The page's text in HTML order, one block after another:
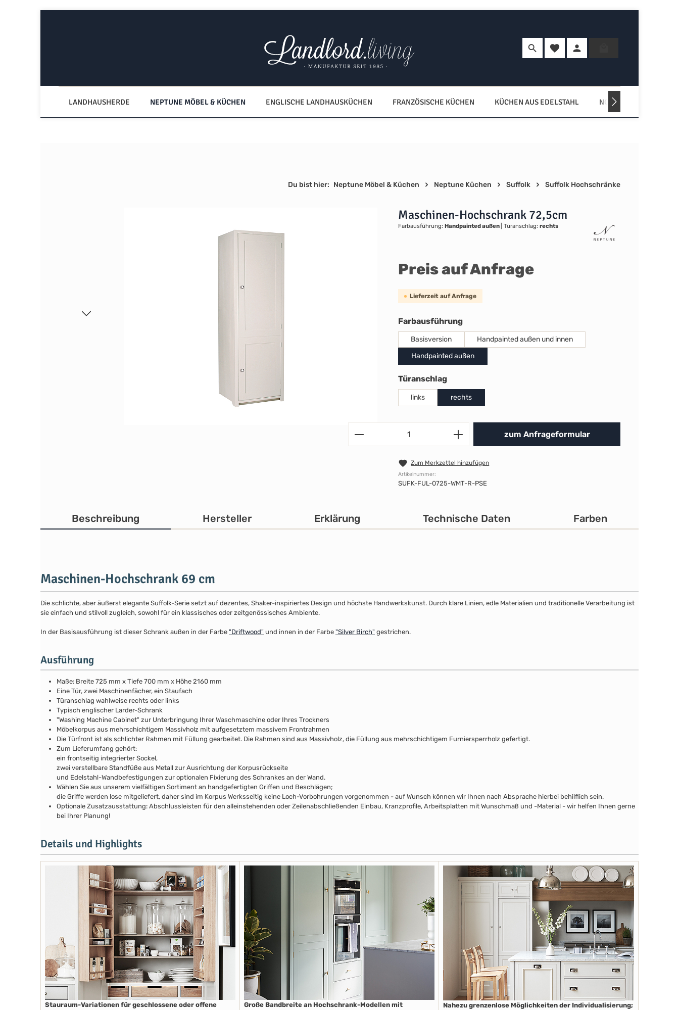
Du hast 0 Produkte auf dem Merkzettel
LANDHAUSHERDE NEPTUNE MÖBEL & KÜCHEN ENGLISCHE LANDHAUSKÜCHEN FRANZÖSISCHE KÜCHEN KÜCHEN AUS EDELSTAHL NORDISCHE KÜCHEN
Du bist hier: Neptune Möbel & Küchen Neptune Küchen Suffolk Suffolk Hochschränke
Maschinen-Hochschrank 72,5cm
Farbausführung: Handpainted außen Türanschlag: rechts
Preis auf Anfrage
Lieferzeit auf Anfrage
Farbausführungauswählen
Basisversion
Handpainted außen und innen
Handpainted außen
Türanschlagauswählen
links rechts
Produkt Anzahl: Gib den
zum Anfrageformular
Zum Merkzettel hinzufügen
Artikelnummer:
SUFK-FUL-0725-WMT-R-PSE
Beschreibung Hersteller Erklärung Technische Daten Farben
Maschinen-Hochschrank 69 cm
Die schlichte, aber äußerst elegante Suffolk-Serie setzt auf dezentes, Shaker-inspiriertes Design und höchste Handwerkskunst. Durch klare Linien, edle Materialien und traditionelle Verarbeitung ist
sie einfach und stilvoll zugleich, sowohl für ein klassisches oder zeitgenössisches Ambiente.
In der Basisausführung ist dieser Schrank außen in der Farbe "Driftwood" und innen in der Farbe "Silver Birch" gestrichen.
Ausführung
Maße: Breite 725 mm x Tiefe 700 mm x Höhe 2160 mm
Eine Tür, zwei Maschinenfächer, ein Staufach
Türanschlag wahlweise rechts oder links
Typisch englischer Larder-Schrank
"Washing Machine Cabinet" zur Unterbringung Ihrer Waschmaschine oder Ihres Trockners
Möbelkorpus aus mehrschichtigem Massivholz mit aufgesetztem massivem Frontrahmen
Die Türfront ist als schlichter Rahmen mit Füllung gearbeitet. Die Rahmen sind aus Massivholz, die Füllung aus mehrschichtigem Furniersperrholz gefertigt.
Zum Lieferumfang gehört:
ein frontseitig integrierter Sockel,
zwei verstellbare Standfüße aus Metall zur Ausrichtung der Korpusrückseite
und Edelstahl-Wandbefestigungen zur optionalen Fixierung des Schrankes an der Wand.
Wählen Sie aus unserem vielfältigen Sortiment an handgefertigten Griffen und Beschlägen;
die Griffe werden lose mitgeliefert, daher sind im Korpus Werksseitig keine Loch-Vorbohrungen vorgenommen - auf Wunsch können wir Ihnen nach Absprache hierbei behilflich sein.
Optionale Zusatzausstattung: Abschlussleisten für den alleinstehenden oder Zeilenabschließenden Einbau, Kranzprofile, Arbeitsplatten mit Wunschmaß und -Material - wir helfen Ihnen gerne
bei Ihrer Planung!
Details und Highlights
Stauraum-Variationen für geschlossene oder offene
Große Bandbreite an Hochschrank-Modellen mit
Nahezu grenzenlose Möglichkeiten der Individualisierung;